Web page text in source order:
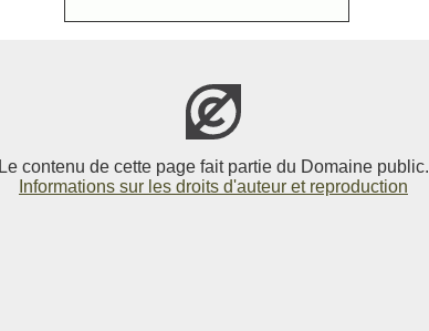
Le contenu de cette page fait partie du Domaine public.
Informations sur les droits d'auteur et reproduction